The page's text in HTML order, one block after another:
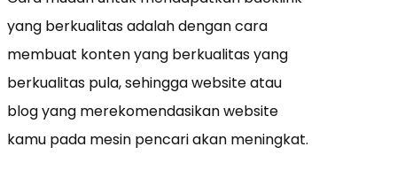
yang berkualitas adalah dengan cara
membuat konten yang berkualitas yang
berkualitas pula, sehingga website atau
blog yang merekomendasikan website
kamu pada mesin pencari akan meningkat.